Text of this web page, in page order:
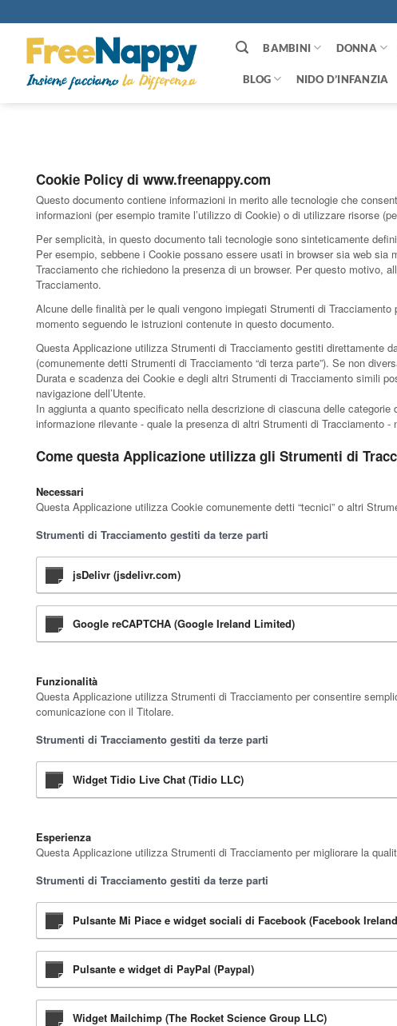
ai
contenuti
BAMBINI DONNA
BLOG NIDO D’INFANZIA
Cookie Policy di www.freenappy.com
Questo documento contiene informazioni in merito alle tecnologie che
informazioni (per esempio tramite l’utilizzo di Cookie) o di utilizzare risorse
Per semplicità, in questo documento tali tecnologie sono sinteticamente
Per esempio, sebbene i Cookie possano essere usati in browser sia web
Tracciamento che richiedono la presenza di un browser. Per questo motivo,
Tracciamento.
Alcune delle finalità per le quali vengono impiegati Strumenti di
momento seguendo le istruzioni contenute in questo documento.
Questa Applicazione utilizza Strumenti di Tracciamento gestiti direttamente
(comunemente detti Strumenti di Tracciamento “di terza parte”). Se non
Durata e scadenza dei Cookie e degli altri Strumenti di Tracciamento simili
navigazione dell’Utente.
In aggiunta a quanto specificato nella descrizione di ciascuna delle
informazione rilevante - quale la presenza di altri Strumenti di
Come questa Applicazione utilizza gli Strumenti di
Necessari
Questa Applicazione utilizza Cookie comunemente detti “tecnici” o altri
Strumenti di Tracciamento gestiti da terze parti
jsDelivr (jsdelivr.com)
Google reCAPTCHA (Google Ireland Limited)
Funzionalità
Questa Applicazione utilizza Strumenti di Tracciamento per consentire
comunicazione con il Titolare.
Strumenti di Tracciamento gestiti da terze parti
Widget Tidio Live Chat (Tidio LLC)
Esperienza
Questa Applicazione utilizza Strumenti di Tracciamento per migliorare la
Strumenti di Tracciamento gestiti da terze parti
Pulsante Mi Piace e widget sociali di Facebook (Facebook
Pulsante e widget di PayPal (Paypal)
Widget Mailchimp (The Rocket Science Group LLC)